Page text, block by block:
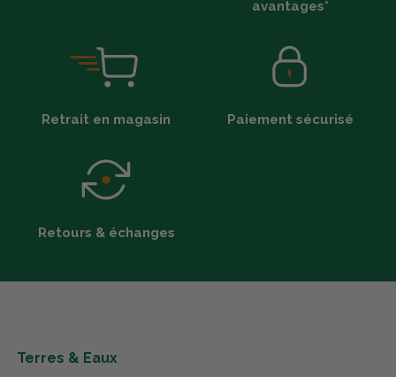
avantages*
Retrait en magasin Paiement sécurisé
Retours & échanges
Terres & Eaux